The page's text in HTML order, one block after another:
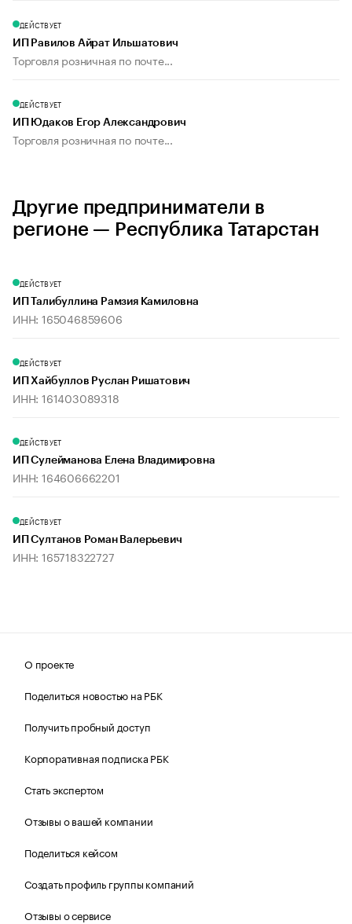
ДЕЙСТВУЕТ
ИП Равилов Айрат Ильшатович
Торговля розничная по почте...
ДЕЙСТВУЕТ
ИП Юдаков Егор Александрович
Торговля розничная по почте...
Другие предприниматели в
регионе — Республика Татарстан
ДЕЙСТВУЕТ
ИП Талибуллина Рамзия Камиловна
ИНН: 165046859606
ДЕЙСТВУЕТ
ИП Хайбуллов Руслан Ришатович
ИНН: 161403089318
ДЕЙСТВУЕТ
ИП Сулейманова Елена Владимировна
ИНН: 164606662201
ДЕЙСТВУЕТ
ИП Султанов Роман Валерьевич
ИНН: 165718322727
О проекте
Поделиться новостью на РБК
Получить пробный доступ
Корпоративная подписка РБК
Стать экспертом
Отзывы о вашей компании
Поделиться кейсом
Создать профиль группы компаний
Отзывы о сервисе